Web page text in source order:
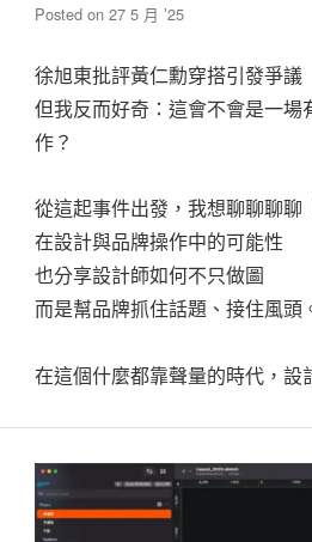
Posted on27 5 月 ’25
徐旭東批評黃仁勳穿搭引發爭議
但我反而好奇：這會不會是一場
作？
從這起事件出發，我想聊聊聊聊
在設計與品牌操作中的可能性
也分享設計師如何不只做圖
而是幫品牌抓住話題、接住風頭
在這個什麼都靠聲量的時代，設